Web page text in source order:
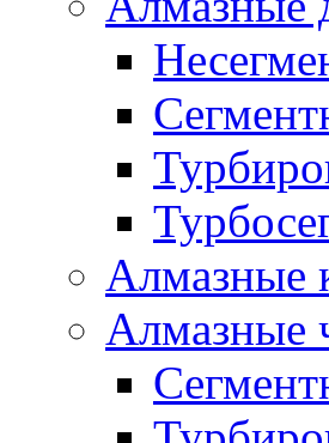
Алмазные
Алмазные